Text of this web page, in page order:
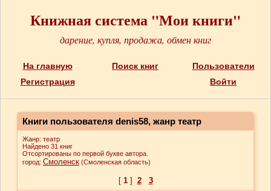
Книжная система "Мои книги"
дарение, купля, продажа, обмен книг
На главную Поиск книг
Пользователи
Регистрация
Войти
Книги пользователя denis58, жанр театр
Жанр: театр
Найдено 31 книг
Отсортированы по первой букве автора.
город: Смоленск (Смоленская область)
[ 1] 2 3